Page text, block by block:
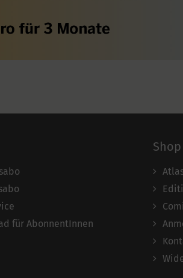
für AbonnentInnen
Shop